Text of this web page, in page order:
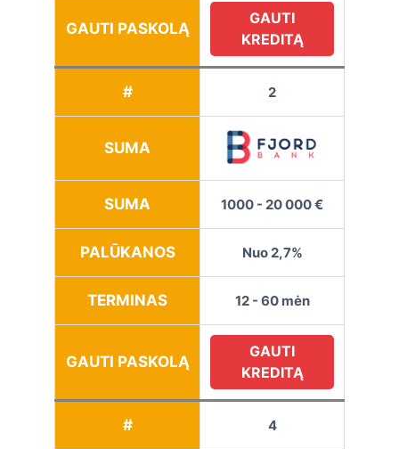
GAUTI PASKOLĄ
GAUTI
KREDITĄ
# 2
SUMA
SUMA 1000 - 20 000 €
PALŪKANOS Nuo 2,7%
TERMINAS 12 - 60 mėn
GAUTI PASKOLĄ
GAUTI
KREDITĄ
# 4